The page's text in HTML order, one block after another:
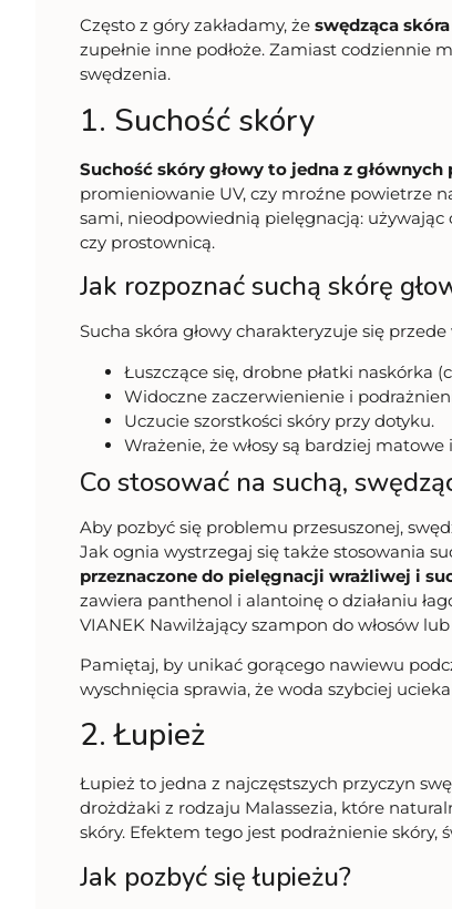
Często z góry zakładamy, że swędząca
zupełnie inne podłoże. Zamiast codziennie
swędzenia.
1. Suchość skóry
Suchość skóry głowy to jedna z głównych
promieniowanie UV, czy mroźne powietrze
sami, nieodpowiednią pielęgnacją: używając
czy prostownicą.
Jak rozpoznać suchą skórę
Sucha skóra głowy charakteryzuje się
Łuszczące się, drobne płatki naskórka
Widoczne zaczerwienienie i
Uczucie szorstkości skóry przy dotyku.
Wrażenie, że włosy są bardziej
Co stosować na suchą,
Aby pozbyć się problemu przesuszonej,
Jak ognia wystrzegaj się także stosowania
przeznaczone do pielęgnacji wrażliwej i
zawiera panthenol i alantoinę o działaniu
VIANEK Nawilżający szampon do włosów
Pamiętaj, by unikać gorącego nawiewu
wyschnięcia sprawia, że woda szybciej
2. Łupież
Łupież to jedna z najczęstszych przyczyn
drożdżaki z rodzaju Malassezia, które
skóry. Efektem tego jest podrażnienie skóry,
Jak pozbyć się łupieżu?